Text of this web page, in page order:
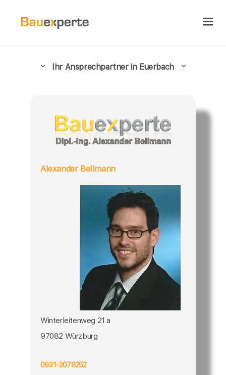
Ihr Ansprechpartner in Euerbach
Alexander Bellmann
Winterleitenweg 21 a
97082 Würzburg
0931-2078252